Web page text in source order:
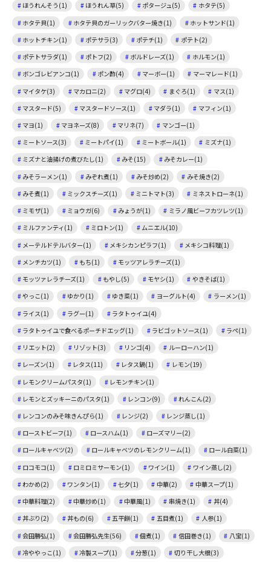
ほうれんそう(1)
ほうれん草(5) ポタージュ(5)
ホタテ(5)
ホタテ貝(1)
ホタテ貝のガーリックバター焼き(1)
ホットサンド(1)
ホットチキン(1)
ポテサラ(3) ポテチ(1)
ポテト(2)
ポテトサラダ(1)
ポトフ(2) ボルドレーズ(1)
ホルモン(1)
ボンゴレビアンコ(1)
ポン酢(4) マーボー(1)
マーマレード(1)
マイタケ(3)
マカロニ(2) マグロ(4) まぐろ(1)
マス(1)
マスタード(5)
マスタードソース(1) マダラ(1)
マフィン(1)
マヨ(1)
マヨネーズ(8) マリネ(7)
マンゴー(1)
ミートソース(3)
ミートパイ(1) ミートボール(1)
ミズナ(1)
ミズナと油揚げの煮びたし(1)
みそ(15)
みそカレー(1)
みそラーメン(1)
みぞれ煮(1) みそ炒め(2)
みそ焼き(2)
みそ煮(1)
ミックスチーズ(1) ミニトマト(3)
ミネストローネ(1)
ミモザ(1)
ミョウガ(6) みょうが(1)
ミラノ風ビーフカツレツ(1)
ミルファンティ(1)
ミロトン(1)
ムニエル(10)
メーテルドテルバター(1)
メキシカンピラフ(1)
メキシコ料理(1)
メンチカツ(1)
もち(1)
モッツアレラチーズ(1)
モッツァレラチーズ(1)
もやし(5) モヤシ(1)
やきそば(1)
やっこ(1)
ゆかり(1) ゆき菜(1) ヨーグルト(4)
ラーメン(1)
ライス(1)
ラグー(1)
ラタトゥイユ(4)
ラタトゥイユで食べるポーチドエッグ(1)
ラビゴットソース(1)
ラペ(1)
リエット(2)
リゾット(3) リンゴ(4)
ルーローハン(1)
レーズン(1)
レタス(11) レタス鍋(1)
レモン(19)
レモンクリームパスタ(1)
レモンチキン(1)
レモンとズッキーニのパスタ(1)
レンコン(9)
れんこん(2)
レンコンのみそ味きんぴら(1)
レンジ(2)
レンジ蒸し(1)
ローストビーフ(1)
ロースハム(1)
ローズマリー(2)
ロールキャベツ(2)
ロールキャベツのレモンクリーム(1)
ロール白菜(1)
ロコモコ(1)
ロミロミサーモン(1) ワイン(1)
ワイン蒸し(2)
わかめ(2)
ワンタン(1) 七夕(1) 中華(2)
中華スープ(1)
中華料理(2)
中華炒め(1) 中華風(1) 串焼き(1)
丼(4)
丼ぶり(2)
丼もの(6) 五平餅(1) 五目煮(1)
人参(1)
会田勝弘(1)
会田勝弘先生(56) 佃煮(1) 信田巻き(1)
八宝(1)
冷ややっこ(1)
冷製スープ(1) 分葱(1)
切り干し大根(3)